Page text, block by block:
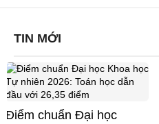
TIN MỚI
Điểm chuẩn Đại học